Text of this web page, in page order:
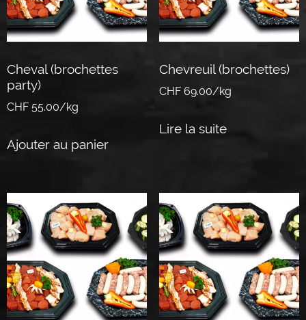
Cheval (brochettes
party)
CHF 55.00/kg
Ajouter au panier
Chevreuil (brochettes)
CHF 69.00/kg
Lire la suite